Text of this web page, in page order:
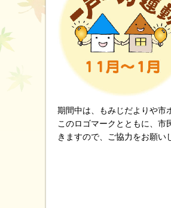
期間中は、もみじだよりや市
このロゴマークとともに、市
きますので、ご協力をお願い